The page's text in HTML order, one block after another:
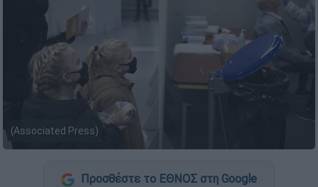
(Associated Press)
Προσθέστε το ΕΘΝΟΣ στη Google